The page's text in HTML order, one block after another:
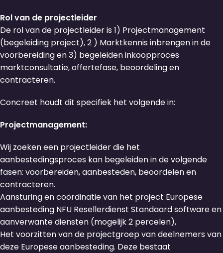
Rol van de projectleider
De rol van de projectleider is 1) Projectmanagement
(begeleiding project), 2 ) Marktkennis inbrengen in de
voorbereiding en 3) begeleiden inkoopproces
marktconsultatie, offertefase, beoordeling en
contracteren.
Concreet houdt dit specifiek het volgende in:
Projectmanagement:
Wij zoeken een projectleider die het
aanbestedingsproces kan begeleiden in de volgende
fasen: voorbereiden, aanbesteden, beoordelen en
contracteren.
Aansturing en coördinatie van het project Europese
aanbesteding NFU Resellerdienst Standaard software en
aanverwante diensten (mogelijk 2 percelen),
Het voorzitten van de projectgroep van deelnemers van
deze Europese aanbesteding. Deze bestaat